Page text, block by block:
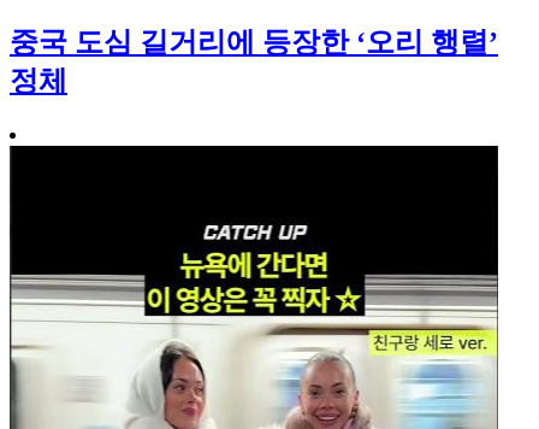
중국 도심 길거리에 등장한 ‘오리 행렬’
정체